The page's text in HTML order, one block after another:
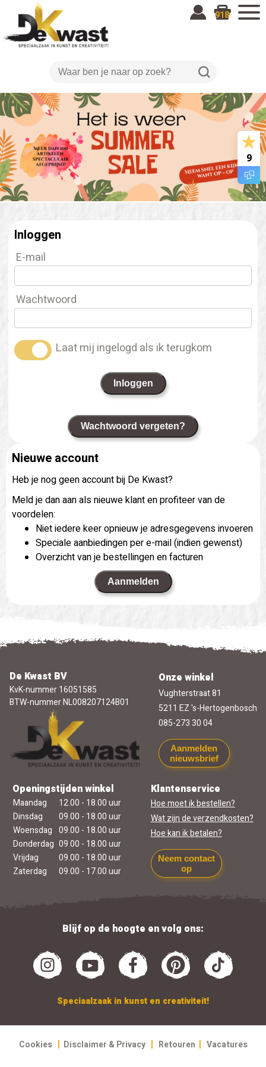
918
9
Inloggen
E-mail
Wachtwoord
Laat mij ingelogd als ik terugkom
Inloggen
Wachtwoord vergeten?
Nieuwe account
Heb je nog geen account bij De Kwast?
Meld je dan aan als nieuwe klant en profiteer van de
voordelen:
Niet iedere keer opnieuw je adresgegevens invoeren
Speciale aanbiedingen per e-mail (indien gewenst)
Overzicht van je bestellingen en facturen
Aanmelden
De Kwast BV
KvK-nummer 16051585
BTW-nummer NL008207124B01
Onze winkel
Vughterstraat 81
5211 EZ 's-Hertogenbosch
085-273 30 04
Aanmelden
nieuwsbrief
Openingstijden winkel
Maandag
12.00 - 18.00 uur
Dinsdag
09.00 - 18.00 uur
Woensdag 09.00 - 18.00 uur
Donderdag 09.00 - 18.00 uur
Vrijdag
09.00 - 18.00 uur
Zaterdag
09.00 - 17.00 uur
Klantenservice
Hoe moet ik bestellen?
Wat zijn de verzendkosten?
Hoe kan ik betalen?
Neem contact
op
Blijf op de hoogte en volg ons:
Speciaalzaak in kunst en creativiteit!
Cookies | Disclaimer & Privacy | Retouren | Vacatures